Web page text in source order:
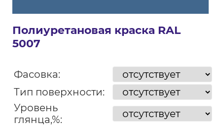
Полиуретановая краска RAL
5007
Фасовка:
Тип поверхности:
Уровень
глянца,%: